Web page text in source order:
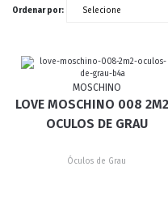
Ordenar por:
MOSCHINO
LOVE MOSCHINO 008
OCULOS DE GRAU
Óculos de Grau